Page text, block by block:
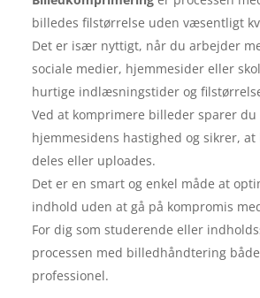
billedes filstørrelse uden væsentligt
Det er især nyttigt, når du arbejder
sociale medier, hjemmesider eller
hurtige indlæsningstider og
Ved at komprimere billeder sparer
hjemmesidens hastighed og sikrer,
deles eller uploades.
Det er en smart og enkel måde at
indhold uden at gå på kompromis
For dig som studerende eller
processen med billedhåndtering
professionel.